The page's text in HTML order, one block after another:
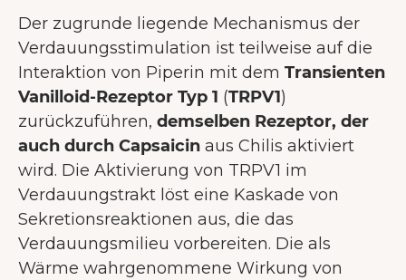
Der zugrunde liegende Mechanismus der
Verdauungsstimulation ist teilweise auf die
Interaktion von Piperin mit dem Transienten
Vanilloid-Rezeptor Typ 1 (TRPV1)
zurückzuführen, demselben Rezeptor, der
auch durch Capsaicin aus Chilis aktiviert
wird. Die Aktivierung von TRPV1 im
Verdauungstrakt löst eine Kaskade von
Sekretionsreaktionen aus, die das
Verdauungsmilieu vorbereiten. Die als
Wärme wahrgenommene Wirkung von